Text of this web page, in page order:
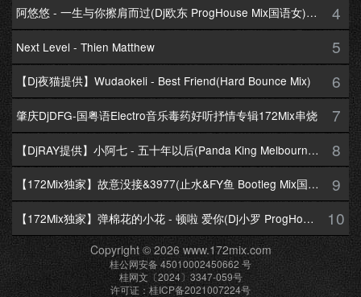
阿悠悠 - 一生与你擦肩而过(Dj欧东 ProgHouse Mix国语女)Dj小耀修改 4
Next Level - Thien Matthew 5
【Dj夜猫提供】Wudaokeli - Best Friend(Hard Bounce Mix) 6
肇庆DjDFG-国粤语Electro音乐毒药好听抒情专辑172Mix串烧 7
【DjRAY提供】小阿七 - 五十年以后(Panda King Melbourne Mix国语女) 8
【172Mix独家】故意没接&3977(止水&FY鱼 Bootleg Mix国语男) 9
【172Mix独家】弹棉花的小花 - 顿啦 爱你(Dj小罗 ProgHouse Mix国语女)v2 10
Copyright © 2026 www.172mix.com
桂公网安备 45010002450662 号
桂网文〔2024〕3347-059号
许可证：桂ICP备2021007224号